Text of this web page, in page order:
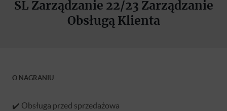
SL Zarządzanie 22/23 Zarządzanie
Obsługą Klienta
O NAGRANIU
✔️ Obsługa przed sprzedażowa